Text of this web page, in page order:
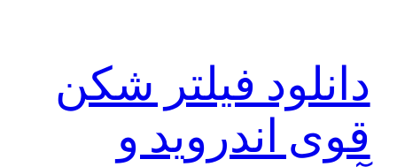
دانلود فیلتر شکن
قوی اندروید و